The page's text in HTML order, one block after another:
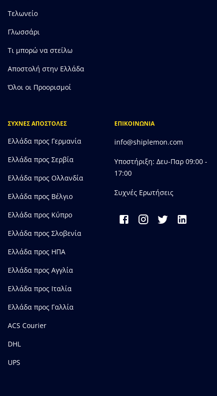
Τελωνείο
Γλωσσάρι
Τι μπορώ να στείλω
Αποστολή στην Ελλάδα
Όλοι οι Προορισμοί
ΣΥΧΝΕΣ ΑΠΟΣΤΟΛΕΣ
Ελλάδα προς Γερμανία
Ελλάδα προς Σερβία
Ελλάδα προς Ολλανδία
Ελλάδα προς Bέλγιο
Ελλάδα προς Κύπρο
Ελλάδα προς Σλοβενία
Ελλάδα προς ΗΠΑ
Ελλάδα προς Αγγλία
Ελλάδα προς Ιταλία
Ελλάδα προς Γαλλία
ACS Courier
DHL
UPS
ΕΠΙΚΟΙΝΩΝΙΑ
info@shiplemon.com
Υποστήριξη: Δευ-Παρ 09:00 -
17:00
Συχνές Ερωτήσεις